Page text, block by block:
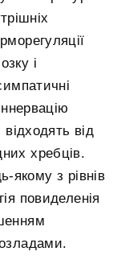
і
відходять від
хребців.
якому з рівнів
повиделенія